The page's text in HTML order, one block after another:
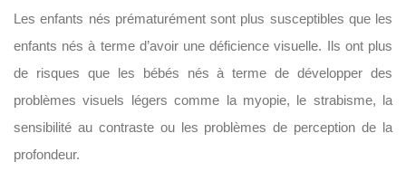
Les enfants nés prématurément sont plus susceptibles que les
enfants nés à terme d’avoir une déficience visuelle. Ils ont plus
de risques que les bébés nés à terme de développer des
problèmes visuels légers comme la myopie, le strabisme, la
sensibilité au contraste ou les problèmes de perception de la
profondeur.